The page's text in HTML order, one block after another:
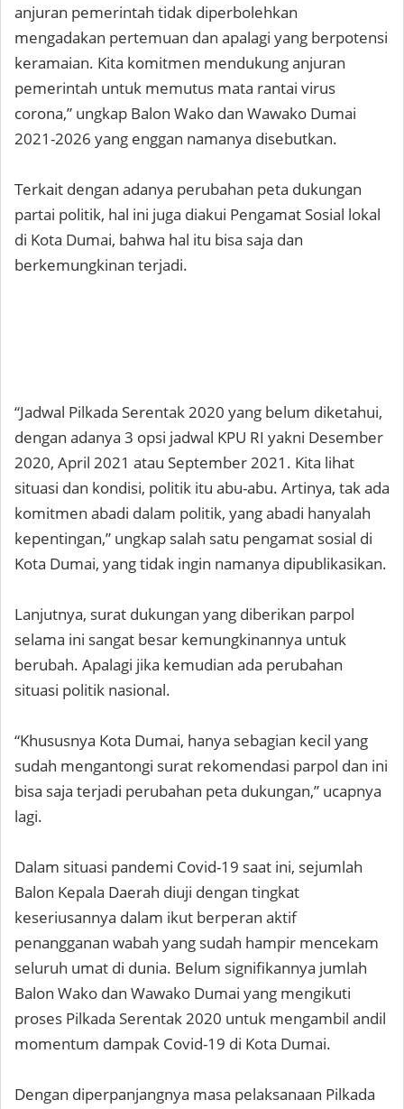
anjuran pemerintah tidak diperbolehkan
mengadakan pertemuan dan apalagi yang berpotensi
keramaian. Kita komitmen mendukung anjuran
pemerintah untuk memutus mata rantai virus
corona,” ungkap Balon Wako dan Wawako Dumai
2021-2026 yang enggan namanya disebutkan.
Terkait dengan adanya perubahan peta dukungan
partai politik, hal ini juga diakui Pengamat Sosial lokal
di Kota Dumai, bahwa hal itu bisa saja dan
berkemungkinan terjadi.
“Jadwal Pilkada Serentak 2020 yang belum diketahui,
dengan adanya 3 opsi jadwal KPU RI yakni Desember
2020, April 2021 atau September 2021. Kita lihat
situasi dan kondisi, politik itu abu-abu. Artinya, tak ada
komitmen abadi dalam politik, yang abadi hanyalah
kepentingan,” ungkap salah satu pengamat sosial di
Kota Dumai, yang tidak ingin namanya dipublikasikan.
Lanjutnya, surat dukungan yang diberikan parpol
selama ini sangat besar kemungkinannya untuk
berubah. Apalagi jika kemudian ada perubahan
situasi politik nasional.
“Khususnya Kota Dumai, hanya sebagian kecil yang
sudah mengantongi surat rekomendasi parpol dan ini
bisa saja terjadi perubahan peta dukungan,” ucapnya
lagi.
Dalam situasi pandemi Covid-19 saat ini, sejumlah
Balon Kepala Daerah diuji dengan tingkat
keseriusannya dalam ikut berperan aktif
penangganan wabah yang sudah hampir mencekam
seluruh umat di dunia. Belum signifikannya jumlah
Balon Wako dan Wawako Dumai yang mengikuti
proses Pilkada Serentak 2020 untuk mengambil andil
momentum dampak Covid-19 di Kota Dumai.
Dengan diperpanjangnya masa pelaksanaan Pilkada